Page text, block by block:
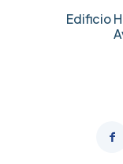
Edificio